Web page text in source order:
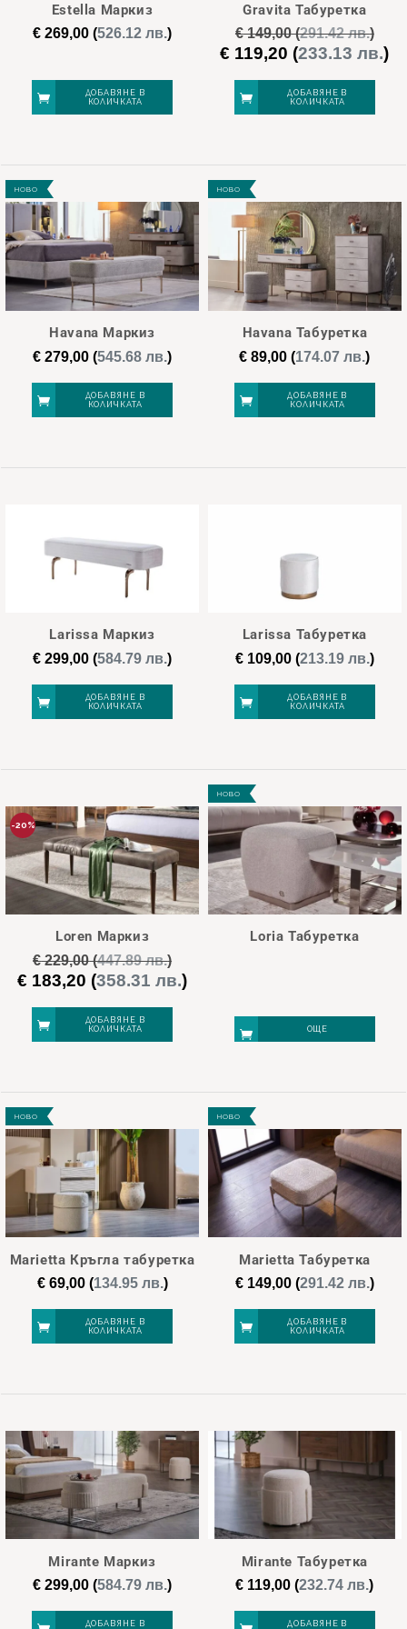
шосе 120.Estella Маркиз
€ 269,00 (526.12 лв.)
ДОБАВЯНЕ В
КОЛИЧКАТА
Gravita Табуретка
€149,00(291.42 лв.)
Original
was:
€ 149,00.
€ 119,20 (233.13 лв.)
ДОБАВЯНЕ В
КОЛИЧКАТА
НОВО
Havana Маркиз
€ 279,00 (545.68 лв.)
ДОБАВЯНЕ В
КОЛИЧКАТА
НОВО
Havana Табуретка
€ 89,00 (174.07 лв.)
ДОБАВЯНЕ В
КОЛИЧКАТА
Larissa Маркиз
€ 299,00 (584.79 лв.)
ДОБАВЯНЕ В
КОЛИЧКАТА
Larissa Табуретка
€109,00(213.19 лв.)
ДОБАВЯНЕ В
КОЛИЧКАТА
-20%
Loren Маркиз
€229,00(447.89 лв.)
Original
was:
€ 229,00.
€ 183,20 (358.31 лв.)Текущата
€ 183,20.
ДОБАВЯНЕ В
КОЛИЧКАТА
НОВО
Loria Табуретка
ОЩЕ
НОВО
Marietta Кръгла табуретка
€69,00(134.95 лв.)
ДОБАВЯНЕ В
КОЛИЧКАТА
НОВО
Marietta Табуретка
€149,00(291.42 лв.)
ДОБАВЯНЕ В
КОЛИЧКАТА
Mirante Маркиз
€ 299,00 (584.79 лв.)
ДОБАВЯНЕ В
Mirante Табуретка
€ 119,00 (232.74 лв.)
ДОБАВЯНЕ В